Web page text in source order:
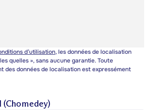
d’utilisation, les données de localisation
quelles », sans aucune garantie. Toute
des données de localisation est expressément
(Chomedey)